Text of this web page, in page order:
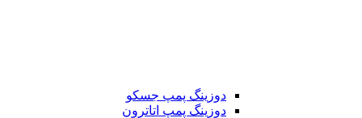
دوزینگ پمپ جسکو
دوزینگ پمپ اتاترون